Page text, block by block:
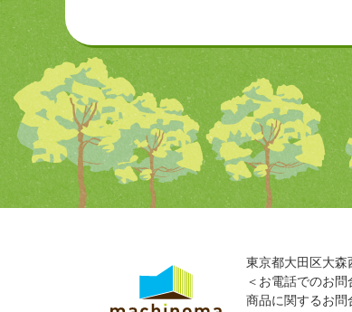
東京都大田区大森
＜お電話でのお問
商品に関するお問